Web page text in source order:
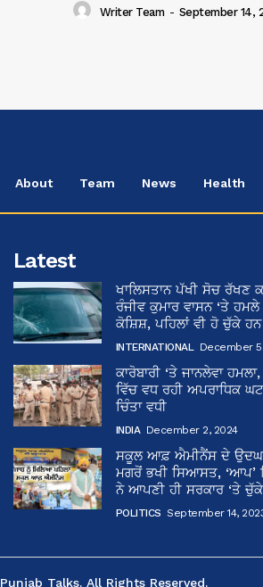
Writer Team - September 14,
About Team News Health
Latest
ਖਾਲਿਸਤਾਨ ਪੱਖੀ ਸੋਚ ਰੱਖਣ
ਰੰਜੀਵ ਕੁਮਾਰ ਵਾਸਨ ‘ਤੇ ਹਮਲੇ
ਕੋਸ਼ਿਸ਼, ਪਹਿਲਾਂ ਵੀ ਹੋ ਚੁੱਕੇ
INTERNATIONAL December
ਕਾਰੋਬਾਰੀ ‘ਤੇ ਜਾਨਲੇਵਾ
ਵਿੱਚ ਵਧ ਰਹੀ ਅਪਰਾਧਿਕ
ਚਿੰਤਾ ਵਧੀ
INDIA December 2, 2024
ਸਕੂਲ ਆਫ਼ ਐਮੀਨੈਂਸ ਦੇ
ਮਗਰੋਂ ਭਖੀ ਸਿਆਸਤ, ‘ਆਪ’
ਨੇ ਆਪਣੀ ਹੀ ਸਰਕਾਰ ‘ਤੇ
POLITICS September 14,
Talks. All Rights Reserved.